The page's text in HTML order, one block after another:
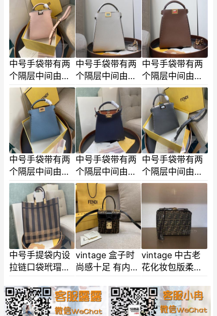
有扭锁内衬配有
拉链袋单-9
有扭锁内衬配有
拉链袋单-8
有扭锁内衬配有
拉链袋单-7
中号手袋带有两
个隔层中间由硬
质板隔断两侧带
有扭锁内衬配有
拉链袋单-6
中号手袋带有两
个隔层中间由硬
质板隔断两侧带
有扭锁内衬配有
拉链袋单-5
中号手袋带有两
个隔层中间由硬
质板隔断两侧带
有扭锁内衬配有
拉链袋单-4
中号手袋带有两
个隔层中间由硬
质板隔断两侧带
有扭锁内衬配有
拉链袋单-3
中号手袋带有两
个隔层中间由硬
质板隔断两侧带
有扭锁内衬配有
拉链袋单-2
中号手袋带有两
个隔层中间由硬
质板隔断两侧带
有扭锁内衬配有
拉链袋单
中号手提袋内设
拉链口袋玳瑁效
双手柄 无衬里
提花布料材质
vintage 盒子时
尚感十足 有内部
锁 容量杠杠的饰
有棕色图案
vintage 中古老
花化妆包版柔软